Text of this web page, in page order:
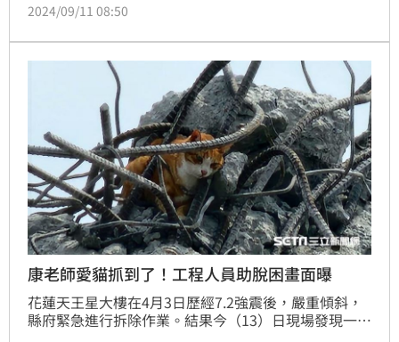
救機於N24-47.04,E120-36.85尋獲謝沛勳，其意識清楚
調查釐清。而近10年來，台灣軍方發生了12起軍機墜
毀重大事件，其中2020年更累計4次意外。而幻象戰機
從1997年服役以來第9次。
2024/09/11 08:50
康老師愛貓抓到了！工程人員助脫困畫面曝
花蓮天王星大樓在4月3日歷經7.2強震後，嚴重傾斜，
縣府緊急進行拆除作業。結果今（13）日現場發現一隻